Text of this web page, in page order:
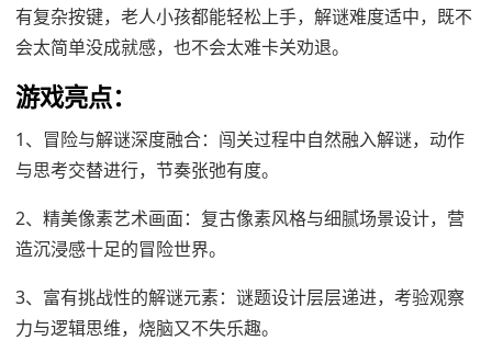
有复杂按键，老人小孩都能轻松上手，解谜难度适中，既不
会太简单没成就感，也不会太难卡关劝退。
游戏亮点：
1、冒险与解谜深度融合：闯关过程中自然融入解谜，动作
与思考交替进行，节奏张弛有度。
2、精美像素艺术画面：复古像素风格与细腻场景设计，营
造沉浸感十足的冒险世界。
3、富有挑战性的解谜元素：谜题设计层层递进，考验观察
力与逻辑思维，烧脑又不失乐趣。